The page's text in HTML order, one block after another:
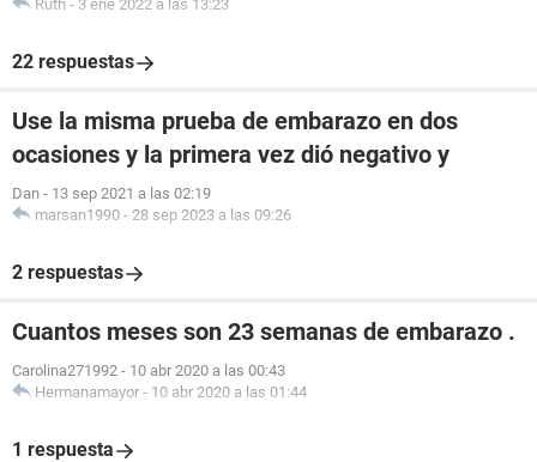
Ruth - 3 ene 2022 a las 13:23
22 respuestas
Use la misma prueba de embarazo en dos
ocasiones y la primera vez dió negativo y
Dan - 13 sep 2021 a las 02:19
marsan1990 - 28 sep 2023 a las 09:26
2 respuestas
Cuantos meses son 23 semanas de embarazo .
Carolina271992 - 10 abr 2020 a las 00:43
Hermanamayor - 10 abr 2020 a las 01:44
1 respuesta